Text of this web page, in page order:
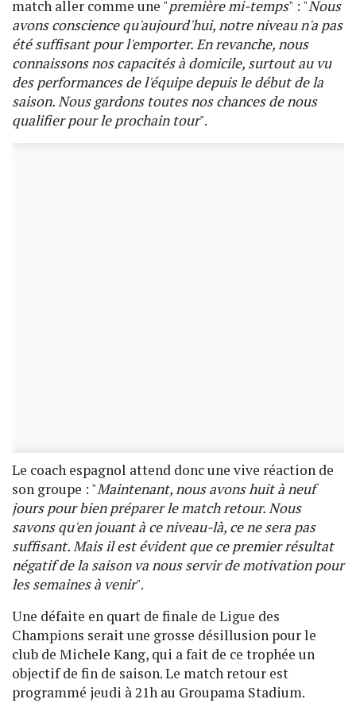
match aller comme une "première mi-temps" : "Nous
avons conscience qu'aujourd'hui, notre niveau n'a pas
été suffisant pour l'emporter. En revanche, nous
connaissons nos capacités à domicile, surtout au vu
des performances de l'équipe depuis le début de la
saison. Nous gardons toutes nos chances de nous
qualifier pour le prochain tour".
Le coach espagnol attend donc une vive réaction de
son groupe : "Maintenant, nous avons huit à neuf
jours pour bien préparer le match retour. Nous
savons qu'en jouant à ce niveau-là, ce ne sera pas
suffisant. Mais il est évident que ce premier résultat
négatif de la saison va nous servir de motivation pour
les semaines à venir".
Une défaite en quart de finale de Ligue des
Champions serait une grosse désillusion pour le
club de Michele Kang, qui a fait de ce trophée un
objectif de fin de saison. Le match retour est
programmé jeudi à 21h au Groupama Stadium.